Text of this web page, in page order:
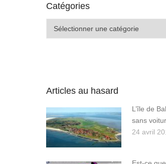
Catégories
Articles au hasard
L’île de
sans
24 avril